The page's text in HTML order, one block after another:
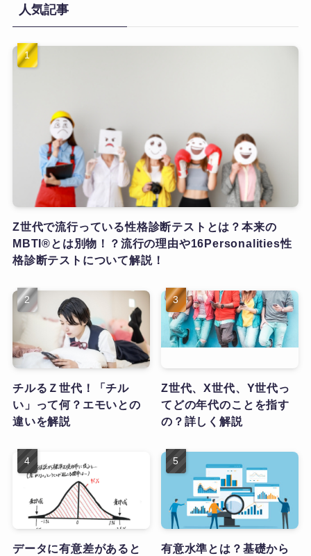
人気記事
Z世代で流行っている性格診断テストとは？本来の
MBTI®とは別物！？流行の理由や16Personalities性
格診断テストについて解説！
チルるＺ世代！「チル
い」って何？エモいとの
違いを解説
Z世代、X世代、Y世代っ
てどの年代のことを指す
の？詳しく解説
データに有意差があると
有意水準とは？基礎から